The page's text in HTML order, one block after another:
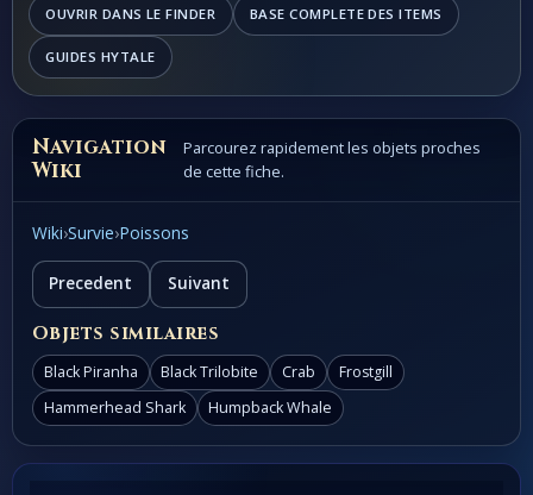
OUVRIR DANS LE FINDER BASE COMPLETE DES ITEMS
GUIDES HYTALE
Navigation
Wiki
Parcourez rapidement les objets proches
de cette fiche.
Wiki›Survie›Poissons
Precedent Suivant
Objets similaires
Black Piranha Black Trilobite Crab
Frostgill
Hammerhead Shark
Humpback Whale